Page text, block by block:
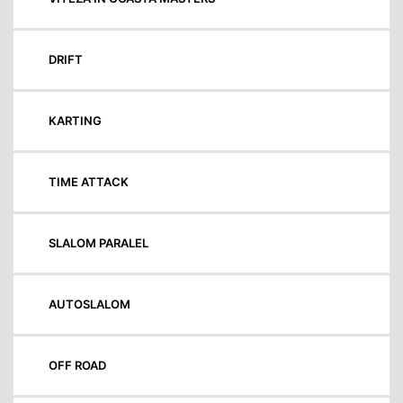
DRIFT
KARTING
TIME ATTACK
SLALOM PARALEL
AUTOSLALOM
OFF ROAD